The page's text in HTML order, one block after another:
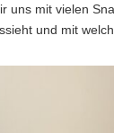
uns mit vielen
und mit